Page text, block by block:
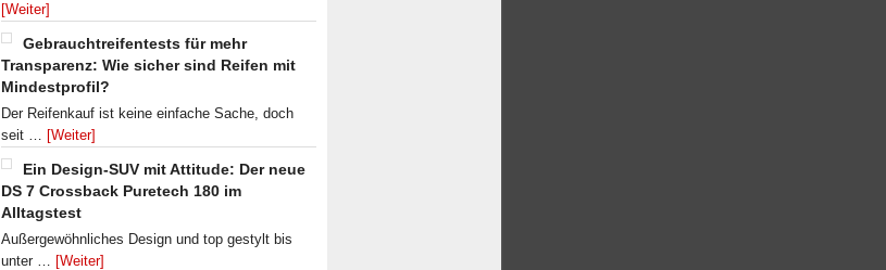
[Weiter]
Gebrauchtreifentests für mehr
Transparenz: Wie sicher sind Reifen mit
Mindestprofil?
Der Reifenkauf ist keine einfache Sache, doch
seit … [Weiter]
Ein Design-SUV mit Attitude: Der neue
DS 7 Crossback Puretech 180 im
Alltagstest
Außergewöhnliches Design und top gestylt bis
unter … [Weiter]